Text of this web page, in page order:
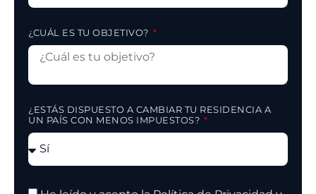
¿CUÁL ES TU OBJETIVO?
¿ESTÁS DISPUESTO A CAMBIAR TU RESIDENCIA A
UN PAÍS CON MENOS IMPUESTOS?